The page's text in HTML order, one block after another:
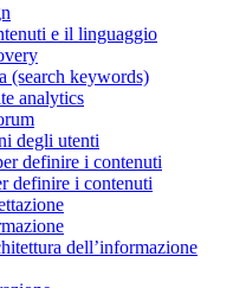
e il linguaggio
(search keywords)
analytics
degli utenti
definire i contenuti
definire i contenuti
dell’informazione